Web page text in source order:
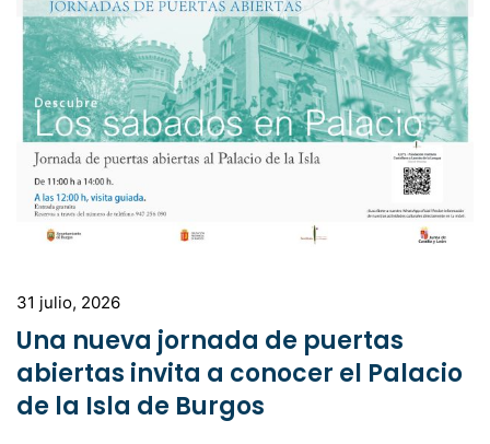
31 julio, 2026
Una nueva jornada de puertas
abiertas invita a conocer el Palacio
de la Isla de Burgos